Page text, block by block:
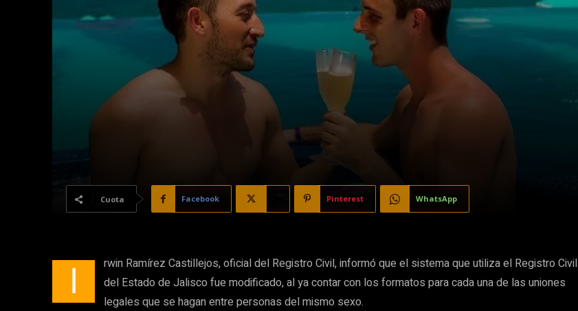
Cuota Facebook Pinterest WhatsApp
I
rwin Ramírez Castillejos, oficial del Registro Civil, informó que el sistema que utiliza el Registro Civil
del Estado de Jalisco fue modificado, al ya contar con los formatos para cada una de las uniones
legales que se hagan entre personas del mismo sexo.